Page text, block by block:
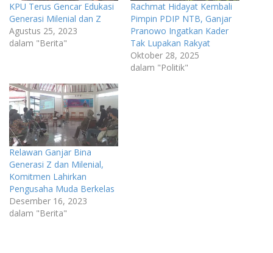
KPU Terus Gencar Edukasi
Generasi Milenial dan Z
Agustus 25, 2023
dalam "Berita"
Rachmat Hidayat Kembali
Pimpin PDIP NTB, Ganjar
Pranowo Ingatkan Kader
Tak Lupakan Rakyat
Oktober 28, 2025
dalam "Politik"
Relawan Ganjar Bina
Generasi Z dan Milenial,
Komitmen Lahirkan
Pengusaha Muda Berkelas
Desember 16, 2023
dalam "Berita"